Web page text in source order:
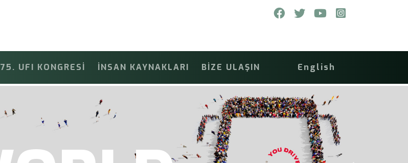
75. UFI KONGRESİ İNSAN KAYNAKLARI BİZE ULAŞIN English